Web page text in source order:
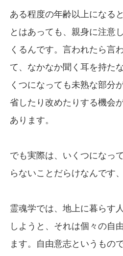
ある程度の年齢以上になる
とはあっても、親身に注意
くるんです。言われたら言
て、なかなか聞く耳を持た
くつになっても未熟な部分
省したり改めたりする機会
あります。
でも実際は、いくつになっ
らないことだらけなんです
霊魂学では、地上に暮らす
しようと、それは個々の自
ます。自由意志というもの